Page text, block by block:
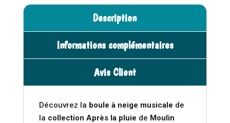
Description
Informations complémentaires
Avis Client
Découvrez la boule à neige musicale de
la collection Après la pluie de Moulin